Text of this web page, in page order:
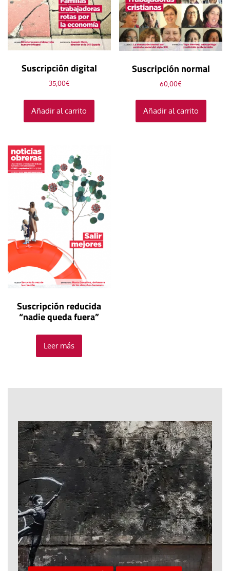
Suscripción digital
35,00€
Añadir al carrito
Suscripción normal
60,00€
Añadir al carrito
Suscripción reducida
“nadie queda fuera”
Leer más